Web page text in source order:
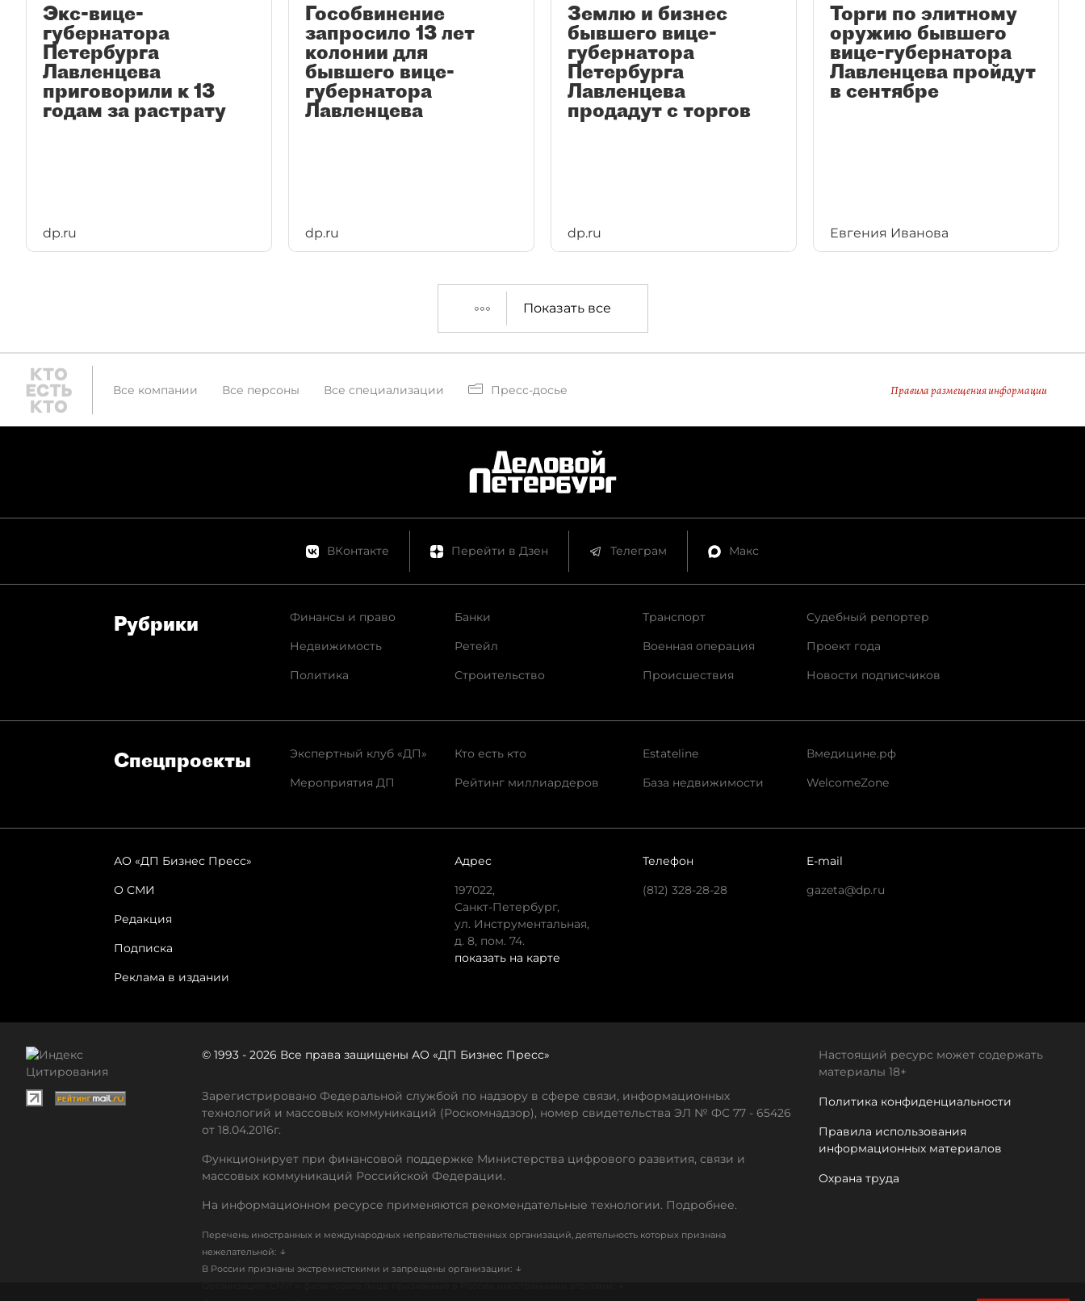
Экс-вице-
губернатора
Петербурга
Лавленцева
приговорили к 13
годам за растрату
dp.ru
Гособвинение
запросило 13 лет
колонии для
бывшего вице-
губернатора
Лавленцева
dp.ru
Землю и бизнес
бывшего вице-
губернатора
Петербурга
Лавленцева
продадут с торгов
dp.ru
Торги по элитному
оружию бывшего
вице-губернатора
Лавленцева пройдут
в сентябре
Евгения Иванова
Показать все
Все компании Все персоны Все специализации Пресс-досье Правила размещения информации
ВКонтакте Перейти в Дзен Телеграм Макс
Рубрики
Финансы и право
Недвижимость
Политика
Банки
Ретейл
Строительство
Транспорт
Военная операция
Происшествия
Судебный репортер
Проект года
Новости подписчиков
Спец­проекты
Экспертный клуб «ДП»
Мероприятия ДП
Кто есть кто
Рейтинг миллиардеров
Estateline
База недвижимости
Вмедицине.рф
WelcomeZone
АО «ДП Бизнес Пресс»
О СМИ
Редакция
Подписка
Реклама в издании
Адрес
197022,
Санкт-Петербург,
ул. Инструментальная,
д. 8, пом. 74.
показать на карте
Телефон
(812) 328-28-28
E-mail
gazeta@dp.ru
© 1993 - 2026 Все права защищены АО «ДП Бизнес Пресс»
Зарегистрировано Федеральной службой по надзору в сфере связи, информационных
технологий и массовых коммуникаций (Роскомнадзор), номер свидетельства ЭЛ № ФС 77 - 65426
от 18.04.2016г.
Функционирует при финансовой поддержке Министерства цифрового развития, связи и
массовых коммуникаций Российской Федерации.
На информационном ресурсе применяются рекомендательные технологии. Подробнее.
Перечень иностранных и международных неправительственных организаций, деятельность которых признана
нежелательной: ↓
В России признаны экстремистскими и запрещены организации: ↓
Настоящий ресурс может содержать
материалы 18+
Политика конфиденциальности
Правила использования
информационных материалов
Охрана труда